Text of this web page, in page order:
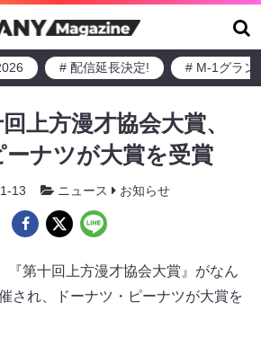
# 配信延長決定! # M-1グラン
上方漫才協会大賞、
ーナツが大賞を受賞
13 ニュース お知らせ
『第十回上方漫才協会大賞』がなん
され、ドーナツ・ピーナツが大賞を